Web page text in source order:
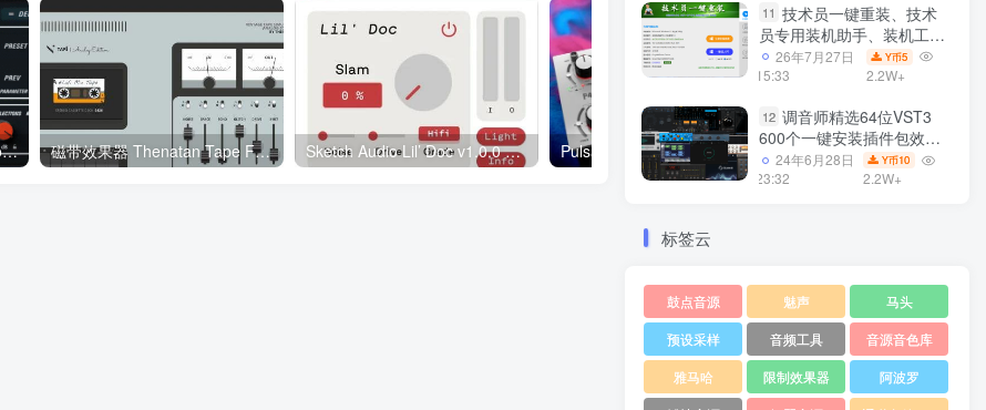
多重效果链插件 Savant Audio Labs Savant IM90 v1.0.1 WiN 磁带效果器 Thenatan Tape FX V1.0.0-WIN&MAC Sketch Audio Lil’ Doc v1.0.0 VST3 CLAP AU AAX WiN/MAC Pulsar Modular P440 Sweet Spot 2.0.6 WIN
11 技术员一键重装、技术
员专用装机助手、装机工
具、电脑系统装机软件丶一
键安装系统
26年7月27日
15:33
Y币5
2.2W+
12 调音师精选64位VST3
600个一键安装插件包效果
器集合10G WiN
24年6月28日
23:32
Y币10
2.2W+
标签云
鼓点音源 魅声
马头
预设采样
音频工具
音源音色库
雅马哈
限制效果器
阿波罗